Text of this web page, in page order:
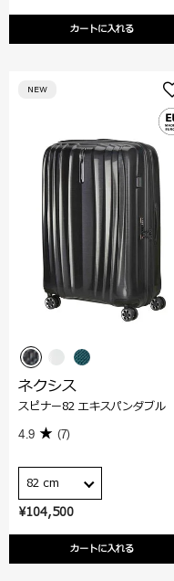
カートに入れる
¥104,500
カートに入れる
NEW
ネクシス
スピナー82 エキスパンダブル
4.9 (7)
82 cm